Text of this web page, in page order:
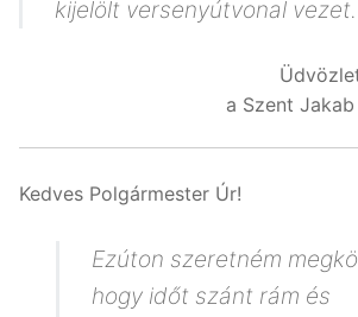
kijelölt versenyútvonal vezet.
a Szent
Kedves Polgármester Úr!
Ezúton szeretném
hogy időt szánt rám és